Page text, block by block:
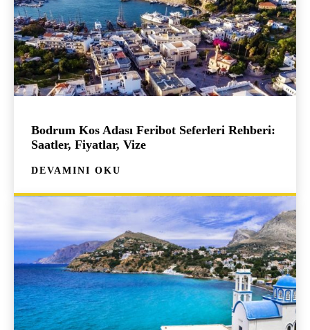
Bodrum Kos Adası Feribot Seferleri Rehberi:
Saatler, Fiyatlar, Vize
DEVAMINI OKU